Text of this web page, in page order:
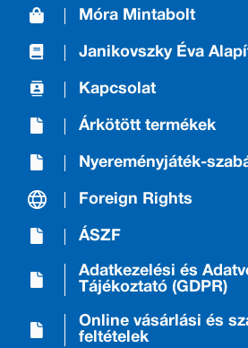
Móra Mintabolt
Janikovszky Éva
Kapcsolat
Árkötött termékek
Nyereményjáték-
Foreign Rights
ÁSZF
Adatkezelési és
Tájékoztató (GDPR)
Online vásárlási és
feltételek